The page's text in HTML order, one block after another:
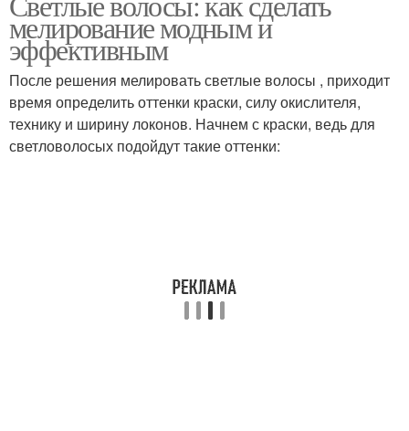
волосы
мелировании
Оттенок для
мелирования
Переход от светлых
волос
мелирование модным и
эффективным
После решения мелировать светлые волосы , приходит
время определить оттенки краски, силу окислителя,
технику и ширину локонов. Начнем с краски, ведь для
светловолосых подойдут такие оттенки: